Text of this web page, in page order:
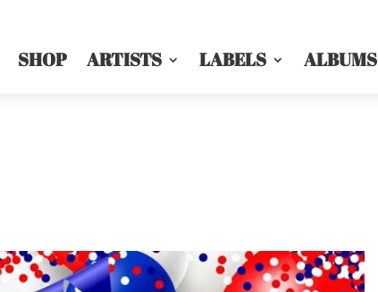
SHOP ARTISTS LABELS ALBUMS